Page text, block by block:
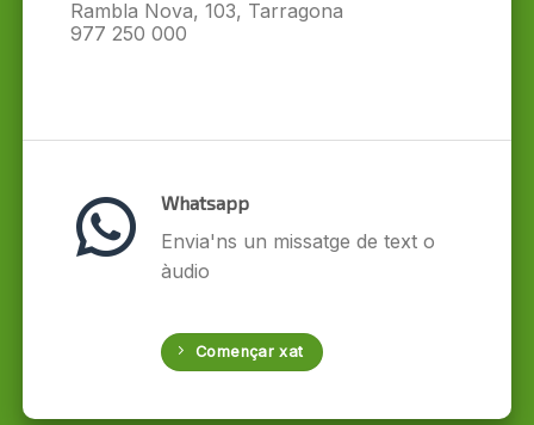
Rambla Nova, 103, Tarragona
977 250 000
Whatsapp
Envia'ns un missatge de text o
àudio
Començar xat